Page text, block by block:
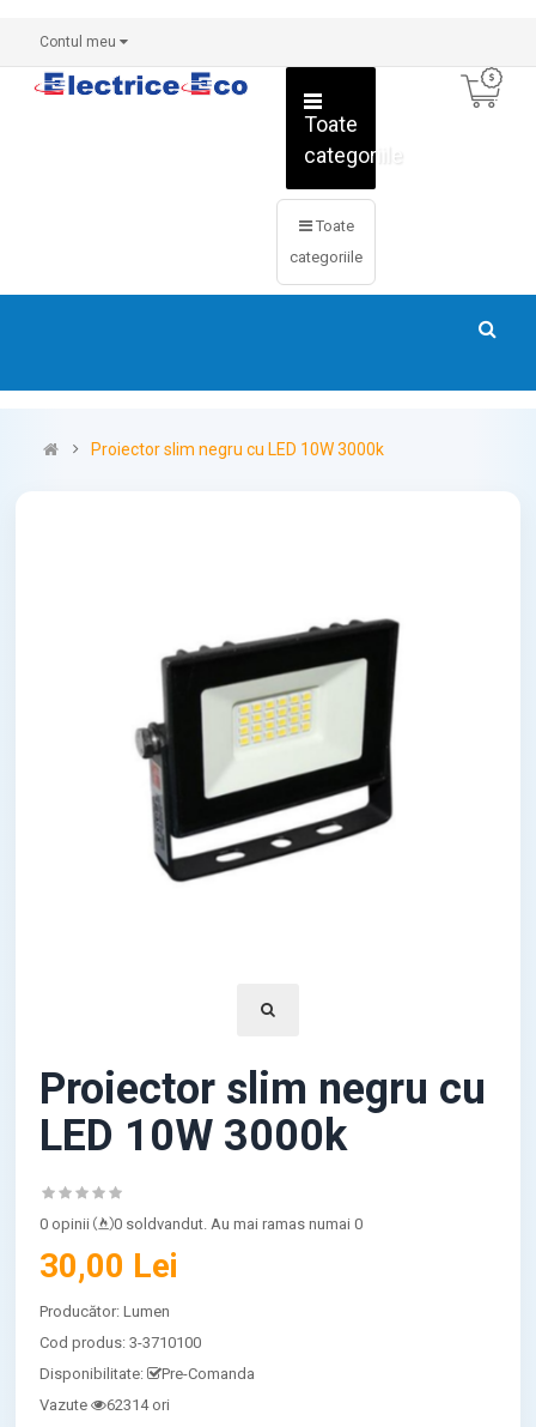
Contul meu
Toate
categoriile
Toate
categoriile
Proiector slim negru cu LED 10W 3000k
Proiector slim negru cu
LED 10W 3000k
0 opinii 0 soldvandut. Au mai ramas numai 0
30,00 Lei
Producător:Lumen
Cod produs:3-3710100
Disponibilitate:
Pre-Comanda
Vazute
62314 ori